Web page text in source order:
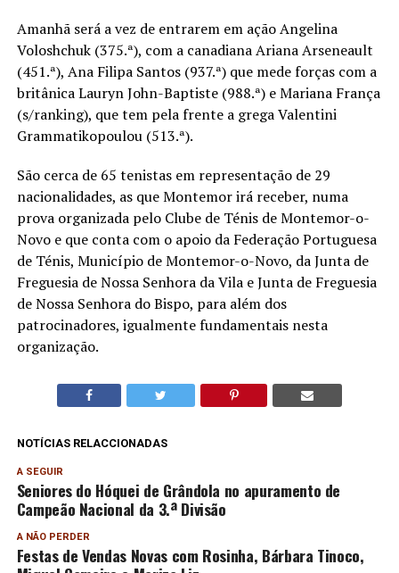
Amanhã será a vez de entrarem em ação Angelina
Voloshchuk (375.ª), com a canadiana Ariana Arseneault
(451.ª), Ana Filipa Santos (937.ª) que mede forças com a
britânica Lauryn John-Baptiste (988.ª) e Mariana França
(s/ranking), que tem pela frente a grega Valentini
Grammatikopoulou (513.ª).
São cerca de 65 tenistas em representação de 29
nacionalidades, as que Montemor irá receber, numa
prova organizada pelo Clube de Ténis de Montemor-o-
Novo e que conta com o apoio da Federação Portuguesa
de Ténis, Município de Montemor-o-Novo, da Junta de
Freguesia de Nossa Senhora da Vila e Junta de Freguesia
de Nossa Senhora do Bispo, para além dos
patrocinadores, igualmente fundamentais nesta
organização.
NOTÍCIAS RELACCIONADAS
A SEGUIR
Seniores do Hóquei de Grândola no apuramento de
Campeão Nacional da 3.ª Divisão
A NÃO PERDER
Festas de Vendas Novas com Rosinha, Bárbara Tinoco,